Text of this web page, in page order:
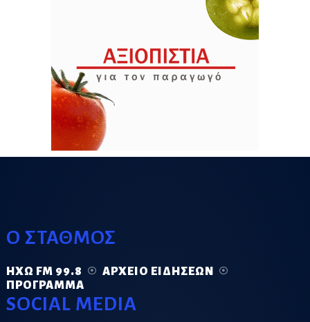
Ο ΣΤΑΘΜΟΣ
ΗΧΏ FM 99.8
ΑΡΧΕΊΟ ΕΙΔΉΣΕΩΝ
ΠΡΌΓΡΑΜΜΑ
SOCIAL MEDIA